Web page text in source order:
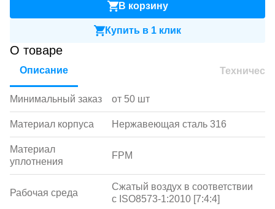
В корзину
Купить в 1 клик
О товаре
Описание
Минимальный заказ от 50 шт
Материал корпуса Нержавеющая сталь 316
Материал
уплотнения
FPM
Рабочая среда
Сжатый воздух в соответствии
с ISO8573-1:2010 [7:4:4]